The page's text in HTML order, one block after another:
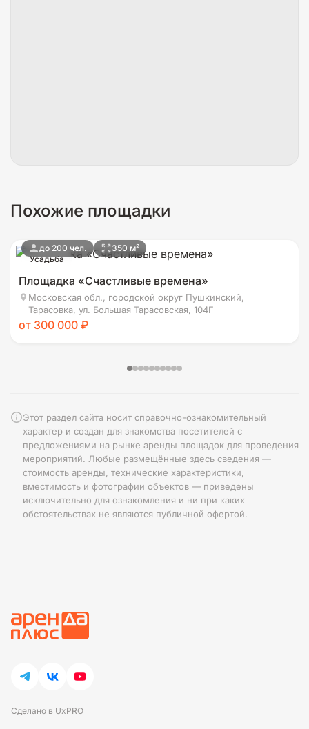
Похожие площадки
Усадьба
до 200 чел. 350 м²
Площадка «Счастливые времена»
Московская обл., городской округ Пушкинский,
Тарасовка, ул. Большая Тарасовская, 104Г
от 300 000 ₽
Этот раздел сайта носит справочно-ознакомительный
характер и создан для знакомства посетителей с
предложениями на рынке аренды площадок для проведения
мероприятий. Любые размещённые здесь сведения —
стоимость аренды, технические характеристики,
вместимость и фотографии объектов — приведены
исключительно для ознакомления и ни при каких
обстоятельствах не являются публичной офертой.
Сделано в UxPRO